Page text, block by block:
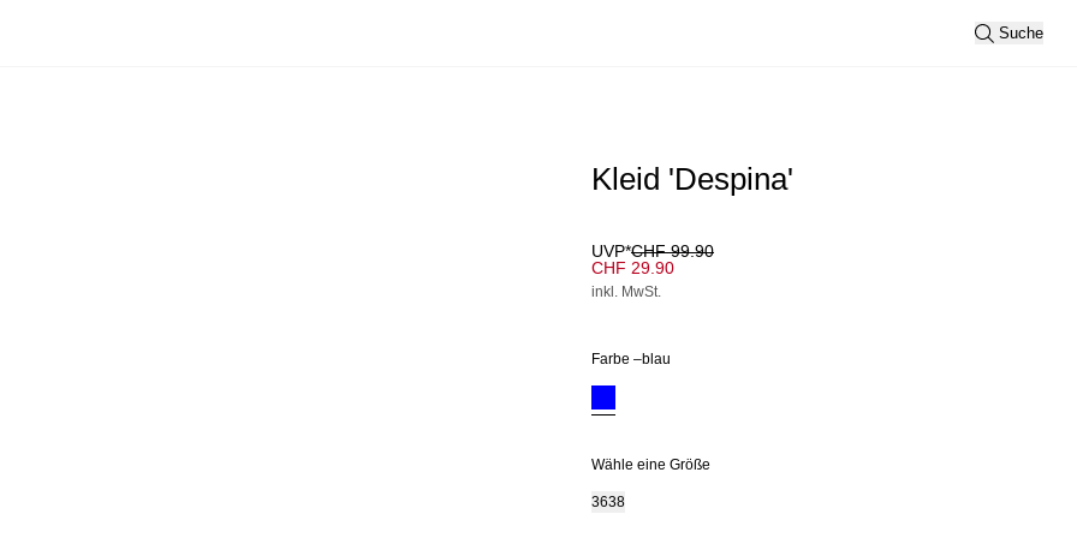
Suche
Kleid 'Despina'
UVP*CHF 99.90
CHF 29.90
inkl. MwSt.
Farbe –blau
Wähle eine Größe
3638